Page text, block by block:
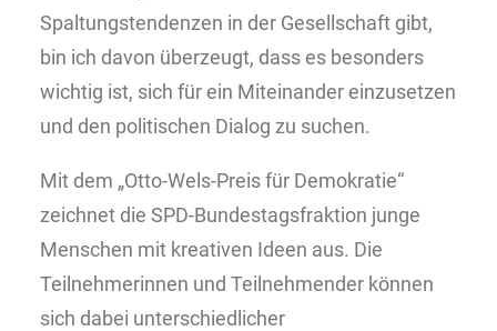
Spaltungstendenzen in der Gesellschaft gibt,
bin ich davon überzeugt, dass es besonders
wichtig ist, sich für ein Miteinander einzusetzen
und den politischen Dialog zu suchen.
Mit dem „Otto-Wels-Preis für Demokratie“
zeichnet die SPD-Bundestagsfraktion junge
Menschen mit kreativen Ideen aus. Die
Teilnehmerinnen und Teilnehmender können
sich dabei unterschiedlicher